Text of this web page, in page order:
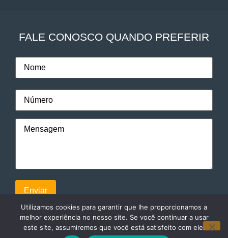
FALE CONOSCO QUANDO PREFERIR
Utilizamos cookies para garantir que lhe proporcionamos a
melhor experiência no nosso site. Se você continuar a usar
este site, assumiremos que você está satisfeito com ele.